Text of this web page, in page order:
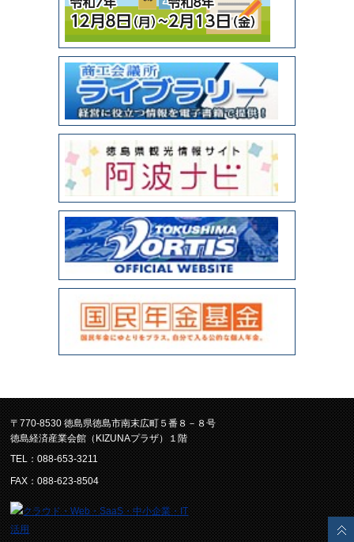
〒770-8530 徳島県徳島市南末広町５番８－８号
徳島経済産業会館（KIZUNAプラザ）１階
TEL：088-653-3211
FAX：088-623-8504